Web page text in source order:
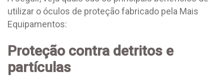
utilizar o óculos de proteção fabricado pela Mais
Equipamentos:
Proteção contra detritos e
partículas